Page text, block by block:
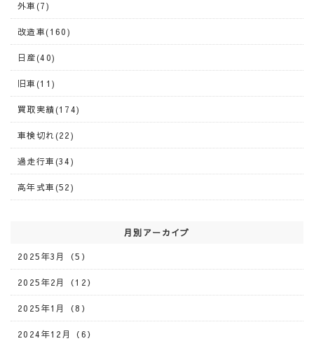
外車(7)
改造車(160)
日産(40)
旧車(11)
買取実績(174)
車検切れ(22)
過走行車(34)
高年式車(52)
月別アーカイブ
2025年3月（5）
2025年2月（12）
2025年1月（8）
2024年12月（6）